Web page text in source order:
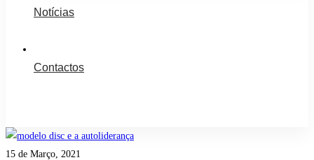
Notícias
Contactos
15 de Março, 2021